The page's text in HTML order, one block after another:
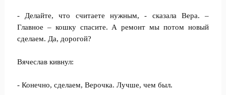
- Делайте, что считаете нужным, - сказала Вера. –
Главное – кошку спасите. А ремонт мы потом новый
сделаем. Да, дорогой?
Вячеслав кивнул:
- Конечно, сделаем, Верочка. Лучше, чем был.